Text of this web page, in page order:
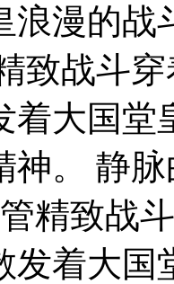
浪漫的战
致战斗
着大国堂
神。 静
精致战
发着大国